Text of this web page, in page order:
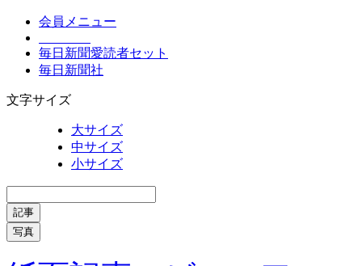
会員メニュー
毎日新聞愛読者セット
毎日新聞社
文字サイズ
大サイズ
中サイズ
小サイズ
記事
写真